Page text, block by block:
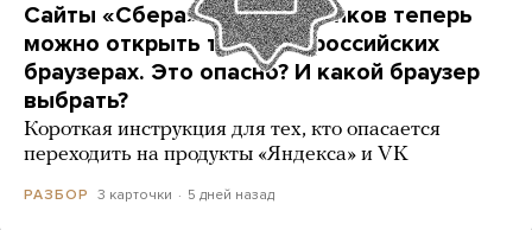
Сайты «Сбера» и других банков теперь
можно открыть только в российских
браузерах. Это опасно? И какой браузер
выбрать?
Короткая инструкция для тех, кто опасается
переходить на продукты «Яндекса» и VK
РАЗБОР 3 карточки 5 дней назад